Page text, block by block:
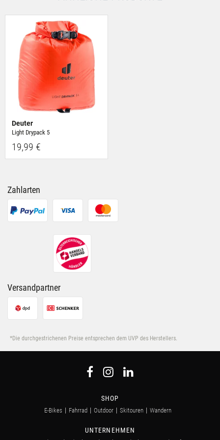
Nutzung der Dienste gesammelt haben.
Deuter
Light Drypack 5
19,99 €
Zahlarten
Versandpartner
*Die durchgestrichenen Preise entsprechen dem UVP des Herstellers.
SHOP
E-Bikes Fahrrad Outdoor Skitouren Wandern
UNTERNEHMEN